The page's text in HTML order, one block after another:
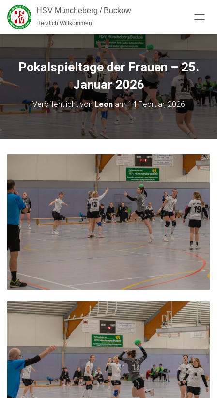
HSV Müncheberg / Buckow
Herzlich Willkommen!
Pokalspieltage der Frauen – 25.
Januar 2026
Veröffentlicht vonLeonam14 Februar, 2026